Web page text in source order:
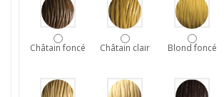
Châtain foncé Châtain clair Blond foncé